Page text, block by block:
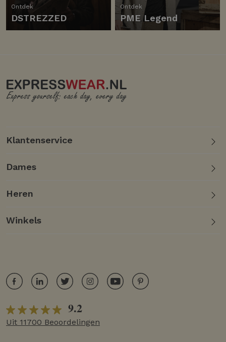
Ontdek
DSTREZZED
Ontdek
PME Legend
Klantenservice
Dames
Heren
Winkels
9.2
Uit 11700 Beoordelingen